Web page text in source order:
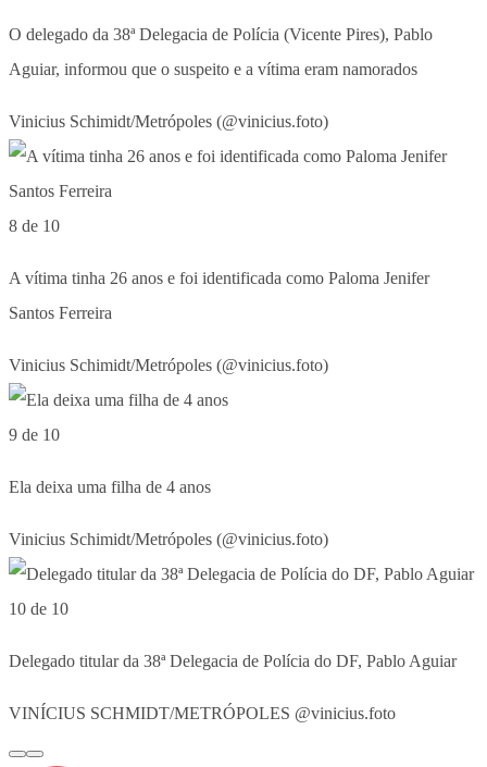
O delegado da 38ª Delegacia de Polícia (Vicente Pires), Pablo
Aguiar, informou que o suspeito e a vítima eram namorados
Vinicius Schimidt/Metrópoles (@vinicius.foto)
8 de 10
A vítima tinha 26 anos e foi identificada como Paloma Jenifer
Santos Ferreira
Vinicius Schimidt/Metrópoles (@vinicius.foto)
9 de 10
Ela deixa uma filha de 4 anos
Vinicius Schimidt/Metrópoles (@vinicius.foto)
10 de 10
Delegado titular da 38ª Delegacia de Polícia do DF, Pablo Aguiar
VINÍCIUS SCHMIDT/METRÓPOLES @vinicius.foto